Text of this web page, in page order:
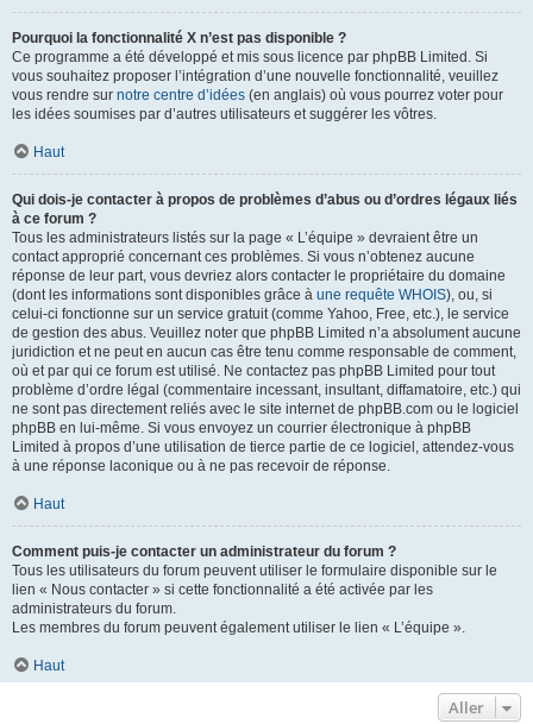
Pourquoi la fonctionnalité X n’est pas disponible ?
Ce programme a été développé et mis sous licence par phpBB Limited. Si
vous souhaitez proposer l’intégration d’une nouvelle fonctionnalité, veuillez
vous rendre sur notre centre d’idées (en anglais) où vous pourrez voter pour
les idées soumises par d’autres utilisateurs et suggérer les vôtres.
Haut
Qui dois-je contacter à propos de problèmes d’abus ou d’ordres légaux liés
à ce forum ?
Tous les administrateurs listés sur la page « L’équipe » devraient être un
contact approprié concernant ces problèmes. Si vous n’obtenez aucune
réponse de leur part, vous devriez alors contacter le propriétaire du domaine
(dont les informations sont disponibles grâce à une requête WHOIS), ou, si
celui-ci fonctionne sur un service gratuit (comme Yahoo, Free, etc.), le service
de gestion des abus. Veuillez noter que phpBB Limited n’a absolument aucune
juridiction et ne peut en aucun cas être tenu comme responsable de comment,
où et par qui ce forum est utilisé. Ne contactez pas phpBB Limited pour tout
problème d’ordre légal (commentaire incessant, insultant, diffamatoire, etc.) qui
ne sont pas directement reliés avec le site internet de phpBB.com ou le logiciel
phpBB en lui-même. Si vous envoyez un courrier électronique à phpBB
Limited à propos d’une utilisation de tierce partie de ce logiciel, attendez-vous
à une réponse laconique ou à ne pas recevoir de réponse.
Haut
Comment puis-je contacter un administrateur du forum ?
Tous les utilisateurs du forum peuvent utiliser le formulaire disponible sur le
lien « Nous contacter » si cette fonctionnalité a été activée par les
administrateurs du forum.
Les membres du forum peuvent également utiliser le lien « L’équipe ».
Haut
Aller